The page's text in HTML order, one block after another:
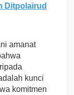
Ditpolairud
amanat
kunci
komitmen